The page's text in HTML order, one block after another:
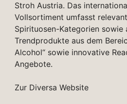
Stroh Austria. Das
Vollsortiment umfasst
Spirituosen-Kategorien sowie
Trendprodukte aus dem
Alcohol“ sowie innovative
Angebote.
Zur Diversa Website